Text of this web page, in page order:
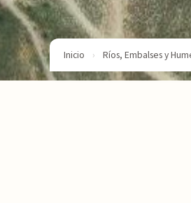
Inicio › Ríos, Embalses y